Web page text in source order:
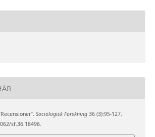
Sociologisk Forskning36 (3):95-127.
sf.36.18496.